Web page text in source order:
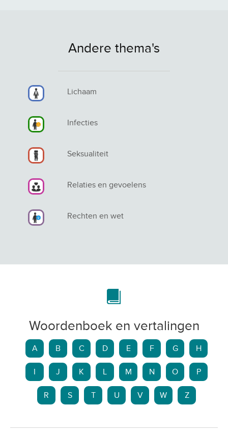
Andere thema's
Lichaam
Infecties
Seksualiteit
Relaties en gevoelens
Rechten en wet
Woordenboek en vertalingen
A B C D E F G H
J K L M N O P
R S T U V W Z